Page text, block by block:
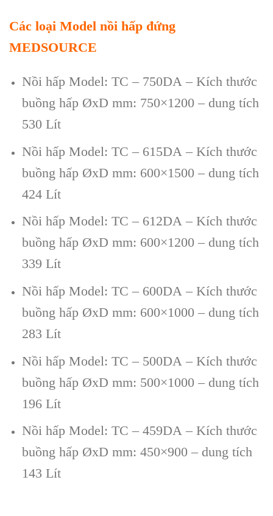
Các loại Model nồi hấp đứng
MEDSOURCE
Nồi hấp Model: TC – 750DA – Kích thước
buồng hấp ØxD mm: 750×1200 – dung tích
530 Lít
Nồi hấp Model: TC – 615DA – Kích thước
buồng hấp ØxD mm: 600×1500 – dung tích
424 Lít
Nồi hấp Model: TC – 612DA – Kích thước
buồng hấp ØxD mm: 600×1200 – dung tích
339 Lít
Nồi hấp Model: TC – 600DA – Kích thước
buồng hấp ØxD mm: 600×1000 – dung tích
283 Lít
Nồi hấp Model: TC – 500DA – Kích thước
buồng hấp ØxD mm: 500×1000 – dung tích
196 Lít
Nồi hấp Model: TC – 459DA – Kích thước
buồng hấp ØxD mm: 450×900 – dung tích
143 Lít